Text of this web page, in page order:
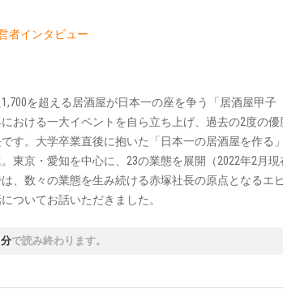
者インタビュー
を超える居酒屋が日本一の座を争う「居酒屋甲子
おける一大イベントを自ら立ち上げ、過去の2度の優
す。大学卒業直後に抱いた「日本一の居酒屋を作る
東京・愛知を中心に、23の業態を展開（2022年2月
、数々の業態を生み続ける赤塚社長の原点となるエ
ついてお話いただきました。
で読み終わります。